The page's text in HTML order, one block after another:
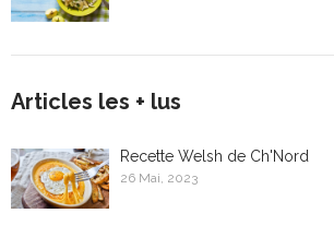
Articles les + lus
Recette Welsh de Ch'Nord
26 Mai, 2023